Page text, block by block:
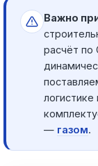
Важно
расчёт по
— газом.